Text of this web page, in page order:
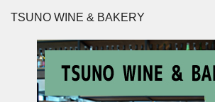
TSUNO WINE & BAKERY